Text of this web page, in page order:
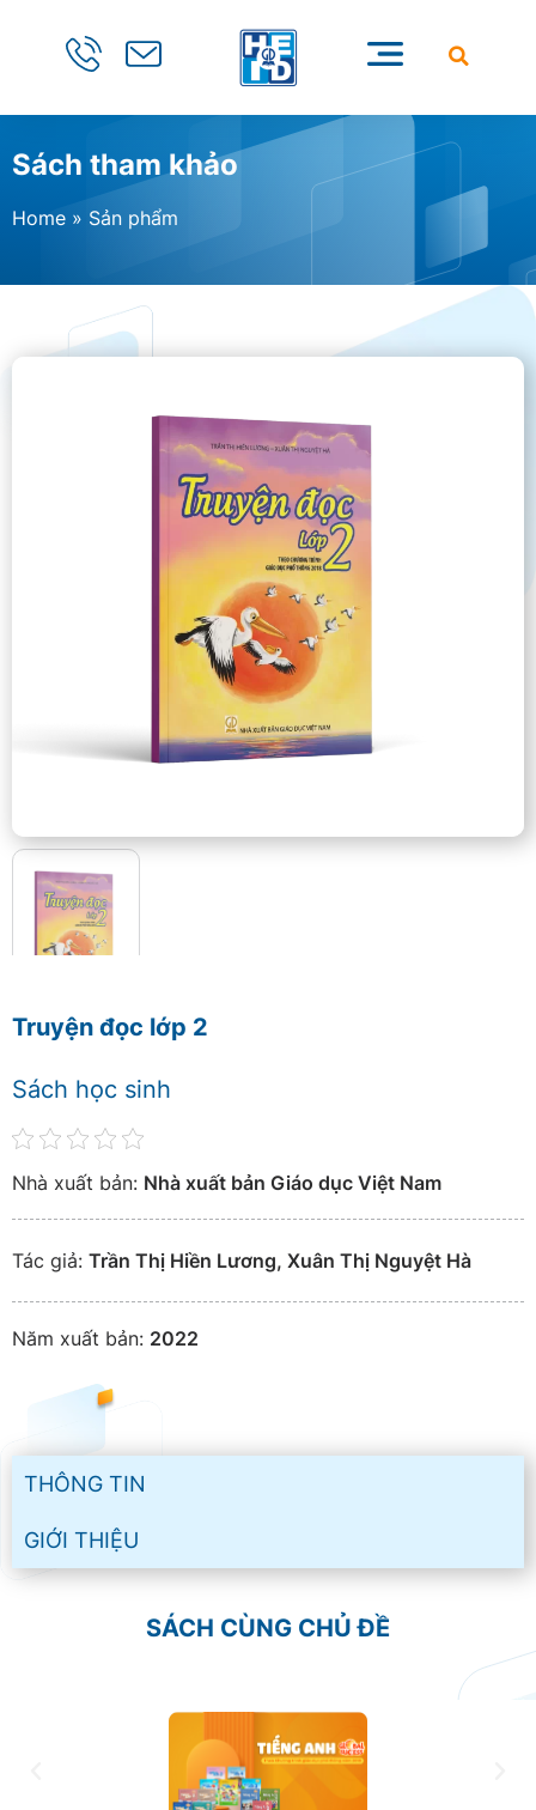
Sách tham khảo
Home » Sản phẩm
Truyện đọc lớp 2
Sách học sinh
Nhà xuất bản: Nhà xuất bản Giáo dục Việt Nam
Tác giả: Trần Thị Hiền Lương, Xuân Thị Nguyệt Hà
Năm xuất bản: 2022
THÔNG TIN
GIỚI THIỆU
SÁCH CÙNG CHỦ ĐỀ